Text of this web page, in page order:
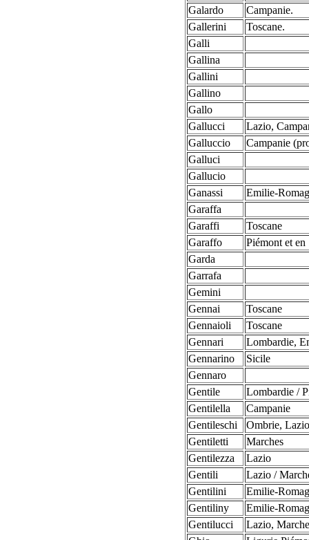
Galardo
Campanie.
Gallerini
Toscane.
Galli
Gallina
Gallini
Gallino
Gallo
Gallucci
Lazio,
Galluccio
Campanie
Galluci
Gallucio
Ganassi
Emilie-
Garaffa
Garaffi
Toscane
Garaffo
Piémont et en
Garda
Garrafa
Gemini
Gennai
Toscane
Gennaioli
Toscane
Gennari
Lombardie,
Gennarino
Sicile
Gennaro
Gentile
Lombardie /
Gentilella
Campanie
Gentileschi
Ombrie, Lazio
Gentiletti
Marches
Gentilezza
Lazio
Gentili
Lazio /
Gentilini
Emilie-
Gentiliny
Emilie-
Gentilucci
Lazio,